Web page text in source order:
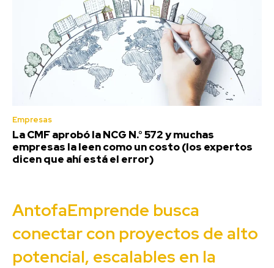
Empresas
La CMF aprobó la NCG N.° 572 y muchas
empresas la leen como un costo (los expertos
dicen que ahí está el error)
AntofaEmprende busca
conectar con proyectos de alto
potencial, escalables en la